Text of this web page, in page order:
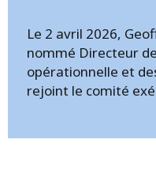
Le 2 avril 2026,
nommé Directeur
opérationnelle et
rejoint le comité